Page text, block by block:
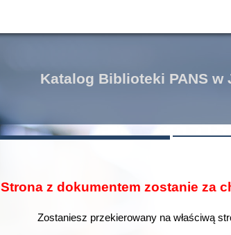
Katalog Biblioteki PANS w
Strona z dokumentem zostanie za
Zostaniesz przekierowany na właściwą